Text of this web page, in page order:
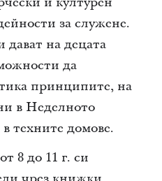
за служене.
на децата
да
принципите, на
в Неделното
техните домове.
8 до 11 г. си